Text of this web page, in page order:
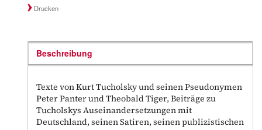
Drucken
Beschreibung
Texte von Kurt Tucholsky und seinen Pseudonymen
Peter Panter und Theobald Tiger, Beiträge zu
Tucholskys Auseinandersetzungen mit
Deutschland, seinen Satiren, seinen publizistischen